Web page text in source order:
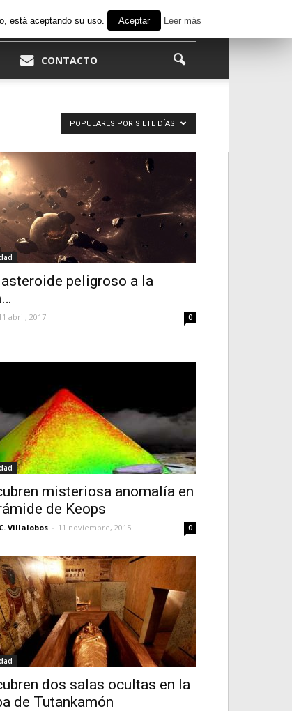
CONTACTO
POPULARES POR SIETE DÍAS
peligroso a la
abril, 2017 0
misteriosa anomalía en
de Keops
Villalobos - 11 noviembre, 2015 0
dos salas ocultas en la
de Tutankamón
está aceptando su uso. Aceptar Leer más